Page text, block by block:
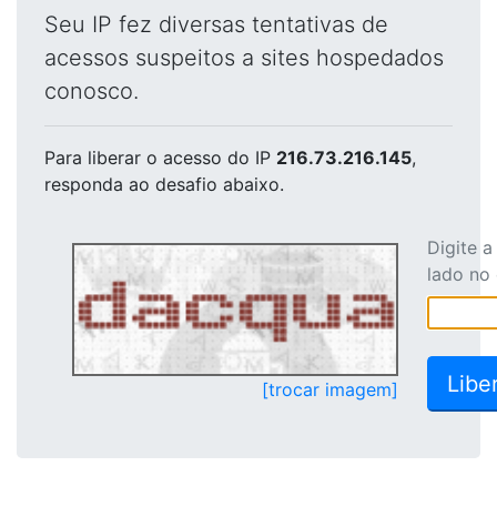
Seu IP fez diversas tentativas de
acessos suspeitos a sites hospedados
conosco.
Para liberar o acesso do IP 216.73.216.145,
responda ao desafio abaixo.
[trocar imagem]
Digite
lado no